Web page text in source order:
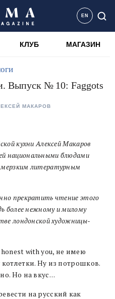
EN
КЛУБ МАГАЗИН
Выпуск № 10: Faggots
МАКАРОВ
кухни Алексей Макаров
национальными блюдами
литературным
прекратить чтение этого
более нежному и милому
лондонской художницы-
with you, не имею
котлетки. Ну из потрошков.
Но на вкус…
на русский как